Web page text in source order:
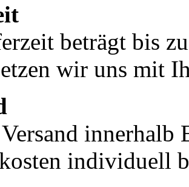
beträgt bis
wir uns mit
innerhalb
individuell